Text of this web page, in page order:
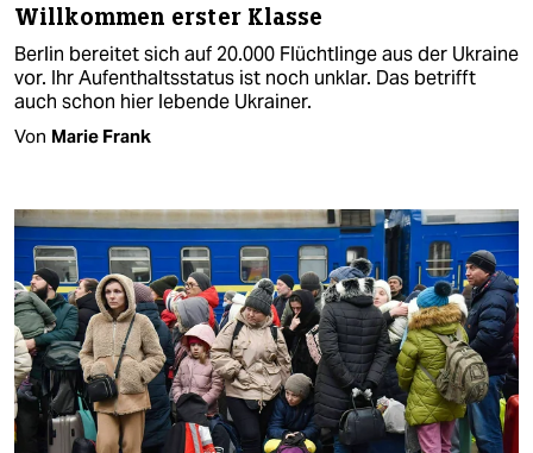
Willkommen erster Klasse
Berlin bereitet sich auf 20.000 Flüchtlinge aus der Ukraine
vor. Ihr Aufenthaltsstatus ist noch unklar. Das betrifft
auch schon hier lebende Ukrainer.
Von Marie Frank